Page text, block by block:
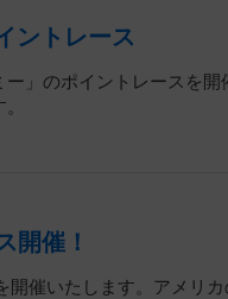
ントレース
」のポイントレースを
開催！
催いたします。アメリ